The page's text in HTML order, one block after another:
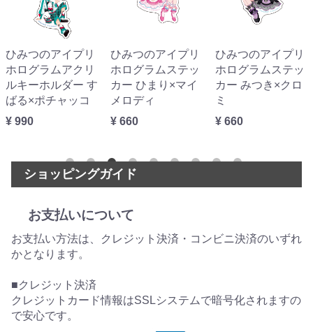
ひみつのアイプリ
ホログラムアクリ
ルキーホルダー す
ばる×ポチャッコ
¥ 990
ひみつのアイプリ
ホログラムステッ
カー ひまり×マイ
メロディ
¥ 660
ひみつのアイプリ
ホログラムステッ
カー みつき×クロ
ミ
¥ 660
ショッピングガイド
お支払いについて
お支払い方法は、クレジット決済・コンビニ決済のいずれ
かとなります。
■クレジット決済
クレジットカード情報はSSLシステムで暗号化されますの
で安心です。